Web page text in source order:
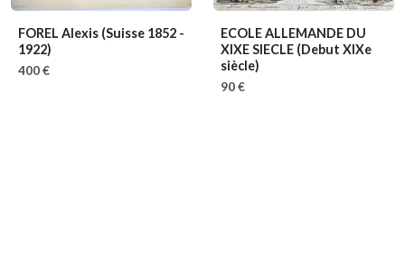
FOREL Alexis (Suisse 1852 -
1922)
400 €
ECOLE ALLEMANDE DU
XIXE SIECLE (Debut XIXe
siècle)
90 €